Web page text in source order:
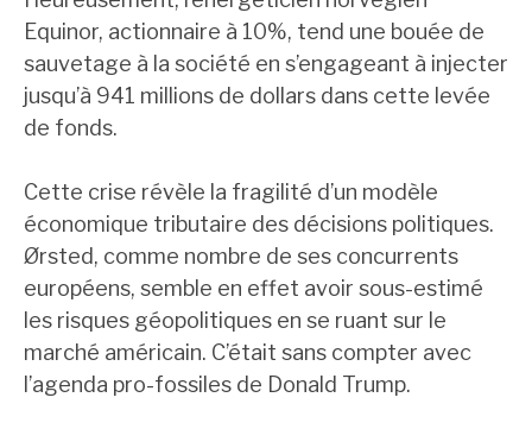
Equinor, actionnaire à 10%, tend une bouée de
sauvetage à la société en s’engageant à injecter
jusqu’à 941 millions de dollars dans cette levée
de fonds.
Cette crise révèle la fragilité d’un modèle
économique tributaire des décisions politiques.
Ørsted, comme nombre de ses concurrents
européens, semble en effet avoir sous-estimé
les risques géopolitiques en se ruant sur le
marché américain. C’était sans compter avec
l’agenda pro-fossiles de Donald Trump.